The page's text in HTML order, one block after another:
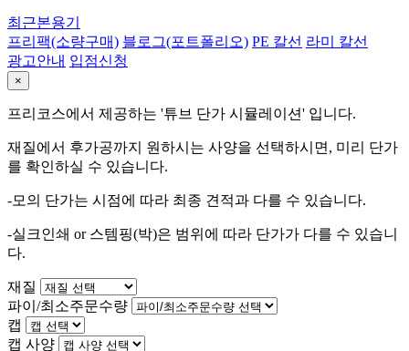
최근본용기
프리팩(소량구매) 블로그(포트폴리오) PE 칼선 라미 칼선
광고안내 입점신청
×
프리코스에서 제공하는 '튜브 단가 시뮬레이션' 입니다.
재질에서 후가공까지 원하시는 사양을 선택하시면, 미리 단가
를 확인하실 수 있습니다.
-모의 단가는 시점에 따라 최종 견적과 다를 수 있습니다.
-실크인쇄 or 스템핑(박)은 범위에 따라 단가가 다를 수 있습니
다.
재질
파이/최소주문수량
캡
캡 사양